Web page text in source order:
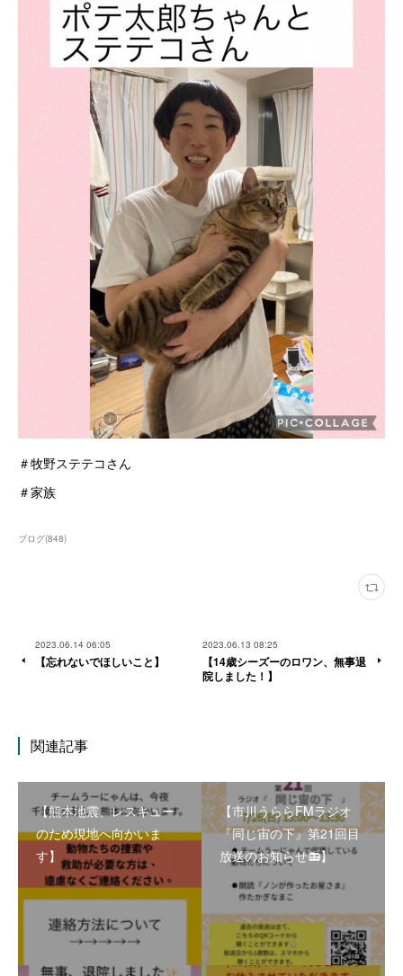
＃牧野ステテコさん
＃家族
ブログ(848)
2023.06.14 06:05
【忘れないでほしいこと】
2023.06.13 08:25
【14歳シーズーのロワン、無事退
院しました！】
関連記事
【熊本地震、レスキュー
のため現地へ向かいま
す】
【市川うららFMラジオ
『同じ宙の下』第21回目
放送のお知らせ📻】